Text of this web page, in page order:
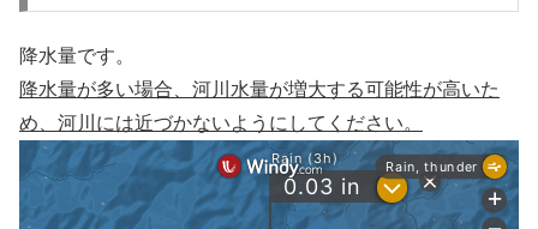
降水量です。
降水量が多い場合、河川水量が増大する可能性が高いた
め、河川には近づかないようにしてください。